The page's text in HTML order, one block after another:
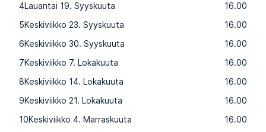
4Lauantai 19. Syyskuuta
16.00
5Keskiviikko 23. Syyskuuta
16.00
6Keskiviikko 30. Syyskuuta
16.00
7Keskiviikko 7. Lokakuuta
16.00
8Keskiviikko 14. Lokakuuta
16.00
9Keskiviikko 21. Lokakuuta
16.00
10Keskiviikko 4. Marraskuuta 16.00